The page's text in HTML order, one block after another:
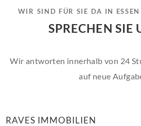
WIR SIND FÜR SIE DA IN
SPRECHEN SIE
Wir antworten innerhalb von 24
auf neue
RAVES IMMOBILIEN